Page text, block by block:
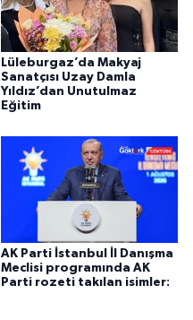
Lüleburgaz’da Makyaj
Sanatçısı Uzay Damla
Yıldız’dan Unutulmaz
Eğitim
AK Parti İstanbul İl Danışma
Meclisi programında AK
Parti rozeti takılan isimler: